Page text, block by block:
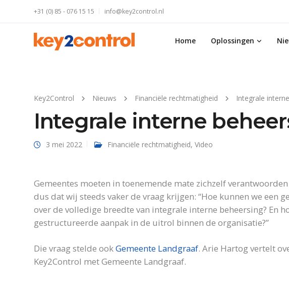
+31 (0) 85 - 076 15 15 info@key2control.nl
Home Oplossingen
Key2Control Nieuws Financiële rechtmatigheid Integrale
Integrale interne
3 mei 2022 Financiële rechtmatigheid, Video
Gemeentes moeten in toenemende mate zichzelf
dus dat wij steeds vaker de vraag krijgen: “Hoe kunnen we een
over de volledige breedte van integrale interne beheersing? En
gestructureerde aanpak in de uitrol binnen de organisatie?”
Die vraag stelde ookGemeente Landgraaf. Arie Hartog vertelt
Key2Control met Gemeente Landgraaf.